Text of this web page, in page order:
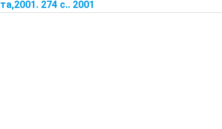
та,2001. 274 с.. 2001